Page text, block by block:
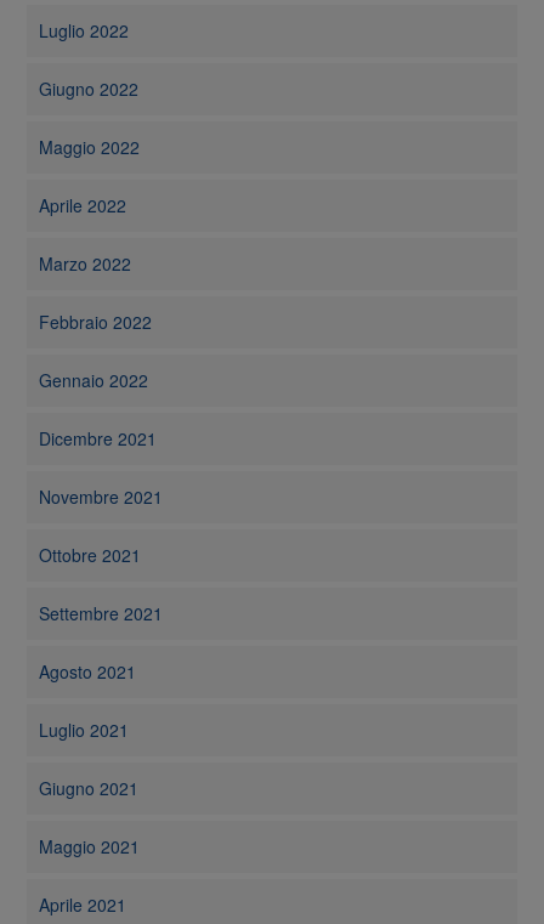
Luglio 2022
Giugno 2022
Maggio 2022
Aprile 2022
Marzo 2022
Febbraio 2022
Gennaio 2022
Dicembre 2021
Novembre 2021
Ottobre 2021
Settembre 2021
Agosto 2021
Luglio 2021
Giugno 2021
Maggio 2021
Aprile 2021